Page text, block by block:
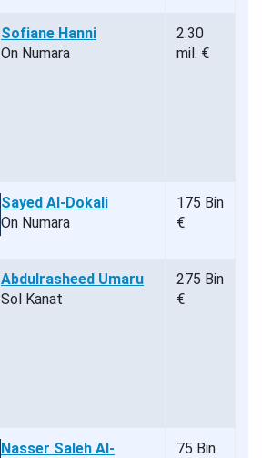
Sofiane Hanni
On Numara
2.30
mil. €
Sayed Al-Dokali
On Numara
175 Bin
€
Abdulrasheed Umaru
Sol Kanat
275 Bin
€
Nasser Saleh Al-
75 Bin